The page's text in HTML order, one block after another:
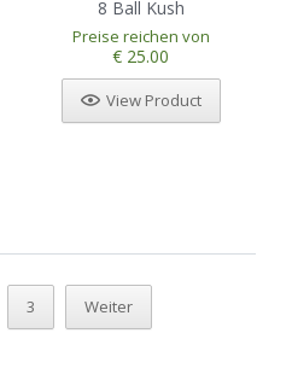
8 Ball Kush
Preise reichen von
€ 25.00
View Product
3 Weiter